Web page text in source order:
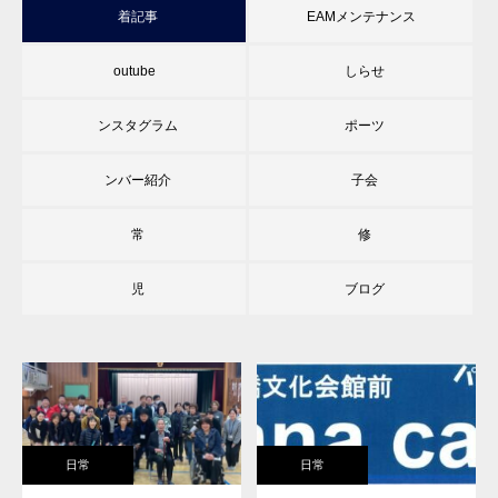
新着記事 TEAMメンテナンス
youtube おしらせ
インスタグラム スポーツ
メンバー紹介 女子会
日常 研修
育児 旧ブログ
日常 日常